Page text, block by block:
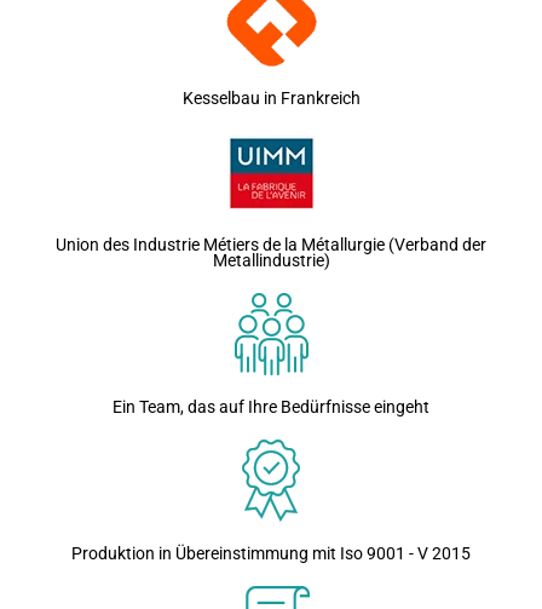
Kesselbau in Frankreich
Union des Industrie Métiers de la Métallurgie (Verband der
Metallindustrie)
Ein Team, das auf Ihre Bedürfnisse eingeht
Produktion in Übereinstimmung mit Iso 9001 - V 2015